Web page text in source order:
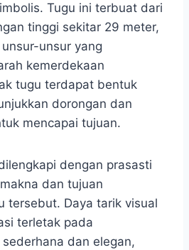
Tugu ini terbuat dari
tinggi sekitar 29 meter,
unsur yang
kemerdekaan
tugu terdapat bentuk
dorongan dan
mencapai tujuan.
dengan prasasti
dan tujuan
tersebut. Daya tarik visual
terletak pada
dan elegan,